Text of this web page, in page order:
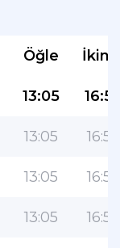
Öğle
13:05
13:05 16:57
13:05 16:56
13:05 16:56